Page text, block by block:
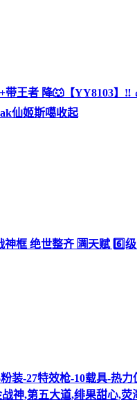
带王者 降🐺【YY8103】
仙姬斯噶收起
神框 绝世整齐 🈵天赋 6️⃣
装-27特效枪-10载具-热
神,第五大道,绯果甜心,